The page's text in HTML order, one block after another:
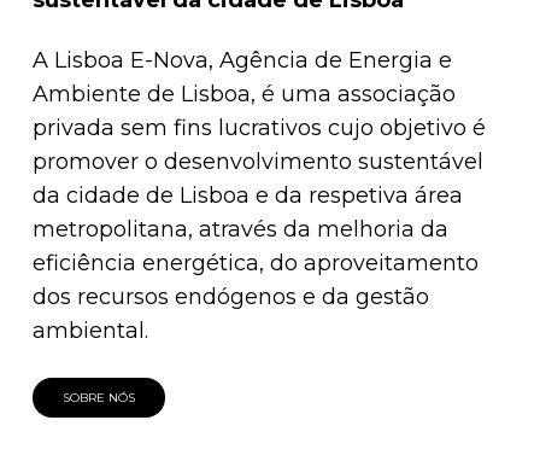
A Lisboa E-Nova, Agência de Energia e
Ambiente de Lisboa, é uma associação
privada sem fins lucrativos cujo objetivo é
promover o desenvolvimento sustentável
da cidade de Lisboa e da respetiva área
metropolitana, através da melhoria da
eficiência energética, do aproveitamento
dos recursos endógenos e da gestão
ambiental.
SOBRE NÓS